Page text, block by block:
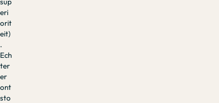
eri
orit
eit)
.
Ech
ter
er
ont
sto